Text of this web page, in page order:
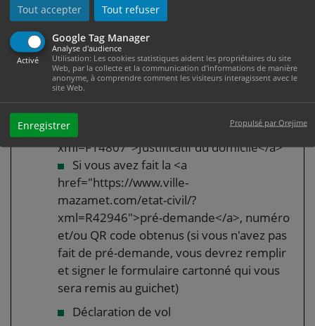
Tout accepter Tout refuser
Google Tag Manager
Activé
Analyse d'audience
Utilisation: Les cookies statistiques aident les propriétaires du site
Web, par la collecte et la communication d'informations de manière
anonyme, à comprendre comment les visiteurs interagissent avec le
site Web.
Enregistrer Propulsé par Orejime
mazamet.com/etat-civil/?
xml=F21258">Timbre fiscal</a> de <span
class="valeur">86 €</span> (que vous
pouvez <a href="https://www.ville-
mazamet.com/etat-civil/?
xml=R39812">acheter en ligne</a>)
<a href="https://www.ville-
mazamet.com/etat-civil/?
xml=F14807">Justificatif du domicile</a>
Si vous avez fait la <a
href="https://www.ville-
mazamet.com/etat-civil/?
xml=R42946">pré-demande</a>, numéro
et/ou QR code obtenus (si vous n'avez pas
fait de pré-demande, vous devrez remplir
et signer le formulaire cartonné qui vous
sera remis au guichet)
Déclaration de vol